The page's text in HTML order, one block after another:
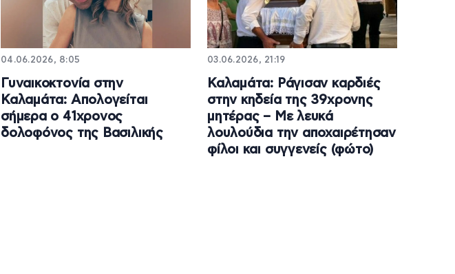
04.06.2026, 8:05
Γυναικοκτονία στην
Καλαμάτα: Απολογείται
σήμερα ο 41χρονος
δολοφόνος της Βασιλικής
03.06.2026, 21:19
Καλαμάτα: Ράγισαν καρδιές
στην κηδεία της 39χρονης
μητέρας – Με λευκά
λουλούδια την αποχαιρέτησαν
φίλοι και συγγενείς (φώτο)